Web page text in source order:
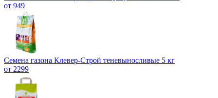
от 949
Семена газона Клевер-Строй теневыносливые 5 кг
от 2299